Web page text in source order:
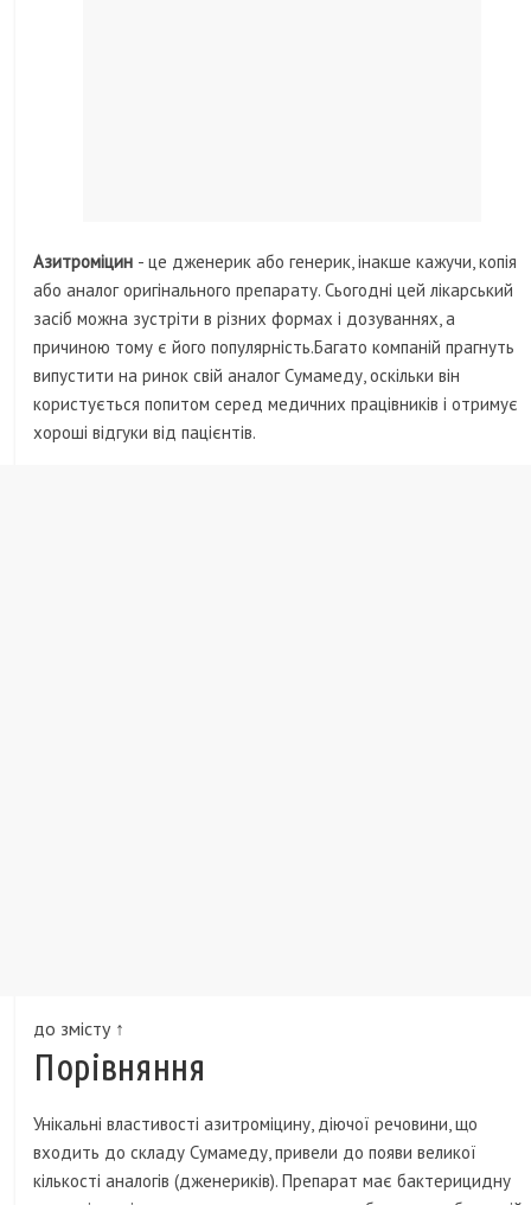
Азитроміцин - це дженерик або генерик, інакше кажучи, копія
або аналог оригінального препарату. Сьогодні цей лікарський
засіб можна зустріти в різних формах і дозуваннях, а
причиною тому є його популярність.Багато компаній прагнуть
випустити на ринок свій аналог Сумамеду, оскільки він
користується попитом серед медичних працівників і отримує
хороші відгуки від пацієнтів.
до змісту ↑
Порівняння
Унікальні властивості азитроміцину, діючої речовини, що
входить до складу Сумамеду, привели до появи великої
кількості аналогів (дженериків). Препарат має бактерицидну